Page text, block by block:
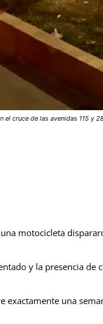
cruce de las avenidas 115 y
motocicleta
y la presencia
exactamente una